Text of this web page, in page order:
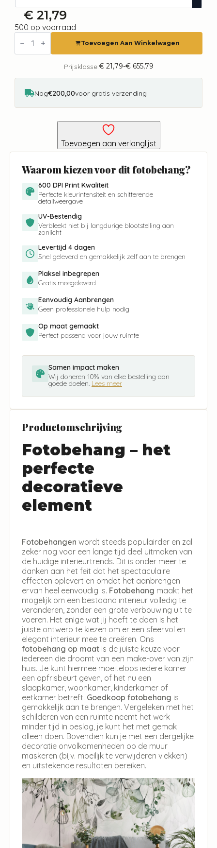
€ 21,79
500 op voorraad
Fotobehang
Floral
Toevoegen Aan Winkelwagen
Prijsklasse:€21,79-€655,79
Prijsklasse:
€ 21,79
€ 655,79
Nog€200,00voor gratis verzending
Toevoegen aan verlanglijst
Waarom kiezen voor dit fotobehang?
600 DPI Print Kwaliteit
Perfecte kleurintensiteit en schitterende
detailweergave
UV-Bestendig
Verbleekt niet bij langdurige blootstelling aan
zonlicht
Levertijd 4 dagen
Snel geleverd en gemakkelijk zelf aan te brengen
Plaksel inbegrepen
Gratis meegeleverd
Eenvoudig Aanbrengen
Geen professionele hulp nodig
Op maat gemaakt
Perfect passend voor jouw ruimte
Samen impact maken
Wij doneren 10% van elke bestelling aan
goede doelen. Lees meer
Productomschrijving
Fotobehang – het
perfecte
decoratieve
element
Fotobehangen wordt steeds populairder en zal
zeker nog voor een lange tijd deel uitmaken van
de huidige interieurtrends. Dit is onder meer te
danken aan het feit dat het spectaculaire
effecten oplevert en omdat het aanbrengen
ervan heel eenvoudig is. Fotobehang maakt het
mogelijk om een bestaand interieur volledig te
veranderen, zonder een grote verbouwing uit te
voeren. Het enige wat jij hoeft te doen is het
juiste ontwerp te kiezen om er een sfeervol en
elegant interieur mee te creëren. Ons
fotobehang op maat is de juiste keuze voor
iedereen die droomt van een make-over van zijn
huis. Je kunt hiermee moeiteloos iedere kamer
een opfrisbeurt geven, of het nu een
slaapkamer, woonkamer, kinderkamer of
eetkamer betreft. Goedkoop fotobehang is
gemakkelijk aan te brengen. Vergeleken met het
schilderen van een ruimte neemt het werk
minder tijd in beslag, je kunt het met gemak
alleen doen. Bovendien kun je met een dergelijke
decoratie onvolkomenheden op de muur
maskeren (bijv. moeilijk te verwijderen vlekken)
en uitstekende resultaten bereiken.